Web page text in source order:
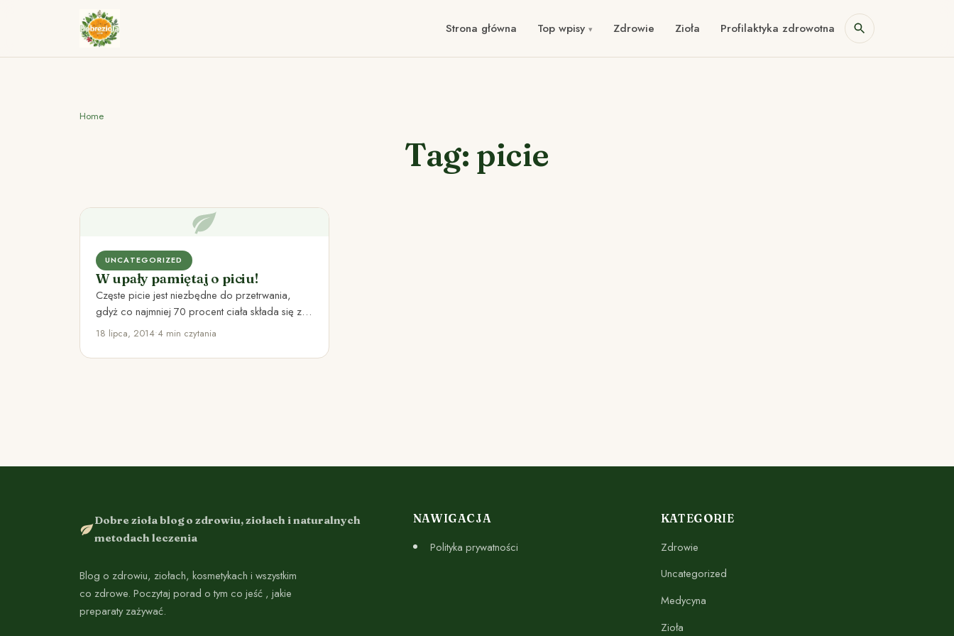
Strona główna Top wpisy Zdrowie Zioła Profilaktyka zdrowotna
Home
Tag: picie
UNCATEGORIZED
W upały pamiętaj o piciu!
Częste picie jest niezbędne do przetrwania,
gdyż co najmniej 70 procent ciała składa się z
cieczy. Zbyt rzadkie…
18 lipca, 2014•4 min czytania
Dobre zioła blog o zdrowiu, ziołach i naturalnych
metodach leczenia
Blog o zdrowiu, ziołach, kosmetykach i wszystkim
co zdrowe. Poczytaj porad o tym co jeść , jakie
preparaty zażywać.
NAWIGACJA
Polityka prywatności
KATEGORIE
Zdrowie
Uncategorized
Medycyna
Zioła